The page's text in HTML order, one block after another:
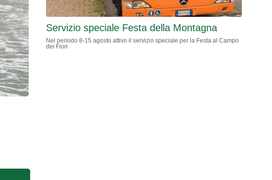
Servizio speciale Festa della Montagna
Nel periodo 8-15 agosto attivo il servizio speciale per la Festa al Campo
dei Fiori